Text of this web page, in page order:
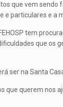
que vem
particulares e a
tem
que
ser na Santa
que querem